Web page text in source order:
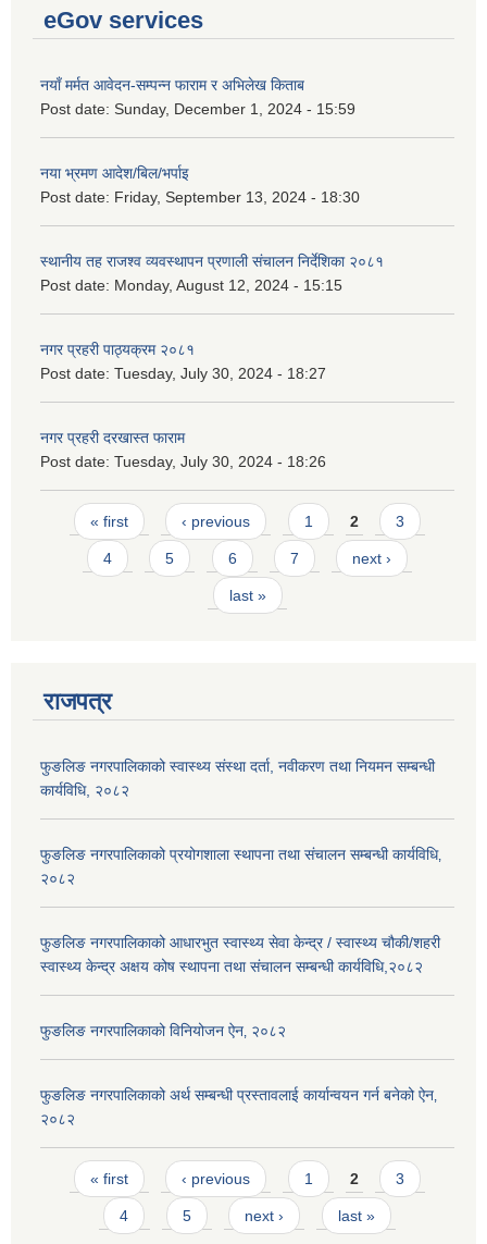
eGov services
नयाँ मर्मत आवेदन-सम्पन्न फाराम र अभिलेख किताब
Post date: Sunday, December 1, 2024 - 15:59
नया भ्रमण आदेश/बिल/भर्पाइ
Post date: Friday, September 13, 2024 - 18:30
स्थानीय तह राजश्व व्यवस्थापन प्रणाली संचालन निर्देशिका २०८१
Post date: Monday, August 12, 2024 - 15:15
नगर प्रहरी पाठ्यक्रम २०८१
Post date: Tuesday, July 30, 2024 - 18:27
नगर प्रहरी दरखास्त फाराम
Post date: Tuesday, July 30, 2024 - 18:26
Pages
« first ‹ previous 1 2 3
4 5 6 7 next ›
last »
राजपत्र
फुङलिङ नगरपालिकाको स्वास्थ्य संस्था दर्ता, नवीकरण तथा नियमन सम्बन्धी
कार्यविधि, २०८२
फुङलिङ नगरपालिकाको प्रयोगशाला स्थापना तथा संचालन सम्बन्धी कार्यविधि‚
२०८२
फुङलिङ नगरपालिकाको आधारभुत स्वास्थ्य सेवा केन्द्र / स्वास्थ्य चौकी/शहरी
स्वास्थ्य केन्द्र अक्षय कोष स्थापना तथा संचालन सम्बन्धी कार्यविधि,२०८२
फुङलिङ नगरपालिकाको विनियोजन ऐन‚ २०८२
फुङलिङ नगरपालिकाको अर्थ सम्बन्धी प्रस्तावलाई कार्यान्वयन गर्न बनेको ऐन‚
२०८२
Pages
« first ‹ previous 1 2 3
4 5 next › last »